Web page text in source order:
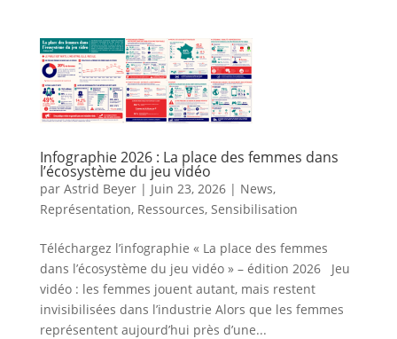
Infographie 2026 : La place des femmes dans
l’écosystème du jeu vidéo
par Astrid Beyer| Juin 23, 2026| News,
Représentation, Ressources, Sensibilisation
Téléchargez l’infographie « La place des femmes
dans l’écosystème du jeu vidéo » – édition 2026 Jeu
vidéo : les femmes jouent autant, mais restent
invisibilisées dans l’industrie Alors que les femmes
représentent aujourd’hui près d’une...